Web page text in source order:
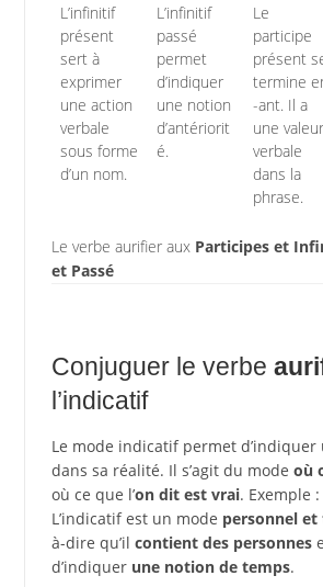
L’infinitif
présent
sert à
exprimer
une action
verbale
sous forme
d’un nom.
L’infinitif
passé
permet
d’indiquer
une notion
d’antériorit
é.
Le
participe
présent
termine
-ant. Il a
une valeur
verbale
dans la
phrase.
Le verbe aurifier aux Participes et
et Passé
Conjuguer le verbe
l’indicatif
Le mode indicatif permet d’indiquer
dans sa réalité. Il s’agit du mode où
où ce que l’on dit est vrai. Exemple :
L’indicatif est un mode personnel
à-dire qu’il contient des personnes
d’indiquer une notion de temps.